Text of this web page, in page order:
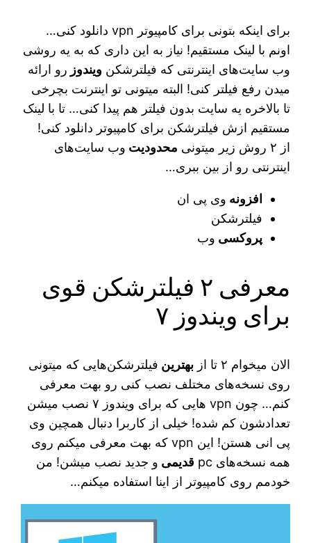
برای اینکه بتونی برای کامپیوتر vpn دانلود کنی…
اونم با لینک مستقیم! نیاز به این داری که به یه روشی
وب سایت‌های اینترنتی که فیلترشکن ویندوز رو ارائه
میدن رفع فیلتر کنی! البته میتونی تو اینترنت بچرخی
تا بالاخره یه سایت بدون فیلتر هم پیدا کنی… تا با لینک
مستقیم ازش فیلترشکن برای کامپیوتر دانلود کنی!
از ۲ روش زیر میتونی
محدودیت وب سایت‌های
اینترنتی رو از بین ببری…
افزونه وی پی ان
فیلترشکن
پروکسی وب
معرفی ۲ فیلترشکن قوی
برای ویندوز ۷
الان میخوام ۲ تا از بهترین فیلترشکن‌هایی که میتونی
روی نسخه‌های مختلف نصب کنی رو بهت معرفی
کنم… چون vpn هایی که برای ویندوز ۷ نصب میشن
تعدادشون کم شده! خیلی از کاربرا دنبال همچین وی
پی انی هستن! این vpn که بهت معرفی میکنم روی
همه نسخه‌های pc
قدیمی و جدید نصب میشن! من
خودمم روی کامپیوتر از اینا استفاده میکنم…